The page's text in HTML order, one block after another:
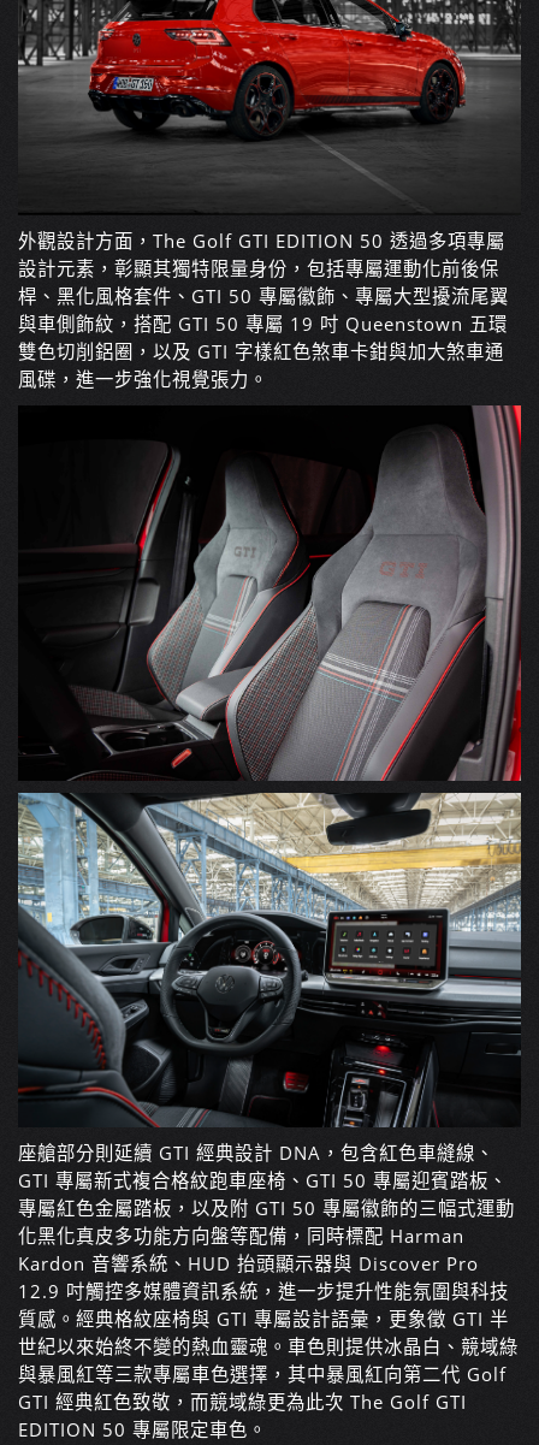
外觀設計方面，The Golf GTI EDITION 50 透過多項專屬
設計元素，彰顯其獨特限量身份，包括專屬運動化前後保
桿、黑化風格套件、GTI 50 專屬徽飾、專屬大型擾流尾翼
與車側飾紋，搭配 GTI 50 專屬 19 吋 Queenstown 五環
雙色切削鋁圈，以及 GTI 字樣紅色煞車卡鉗與加大煞車通
風碟，進一步強化視覺張力。
座艙部分則延續 GTI 經典設計 DNA，包含紅色車縫線、
GTI 專屬新式複合格紋跑車座椅、GTI 50 專屬迎賓踏板、
專屬紅色金屬踏板，以及附 GTI 50 專屬徽飾的三幅式運動
化黑化真皮多功能方向盤等配備，同時標配 Harman
Kardon 音響系統、HUD 抬頭顯示器與 Discover Pro
12.9 吋觸控多媒體資訊系統，進一步提升性能氛圍與科技
質感。經典格紋座椅與 GTI 專屬設計語彙，更象徵 GTI 半
世紀以來始終不變的熱血靈魂。車色則提供冰晶白、競域綠
與暴風紅等三款專屬車色選擇，其中暴風紅向第二代 Golf
GTI 經典紅色致敬，而競域綠更為此次 The Golf GTI
EDITION 50 專屬限定車色。